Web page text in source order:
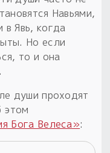
Навьями,
Явь, когда
Но если
то и она
души проходят
этом
Бога Велеса»: